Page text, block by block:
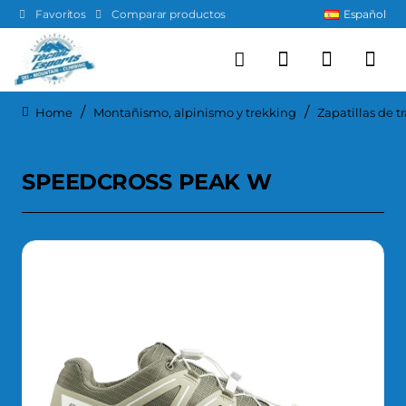
Favoritos Comparar productos Español
Montañismo, alpinismo y trekking Zapatillas de
SPEEDCROSS PEAK W